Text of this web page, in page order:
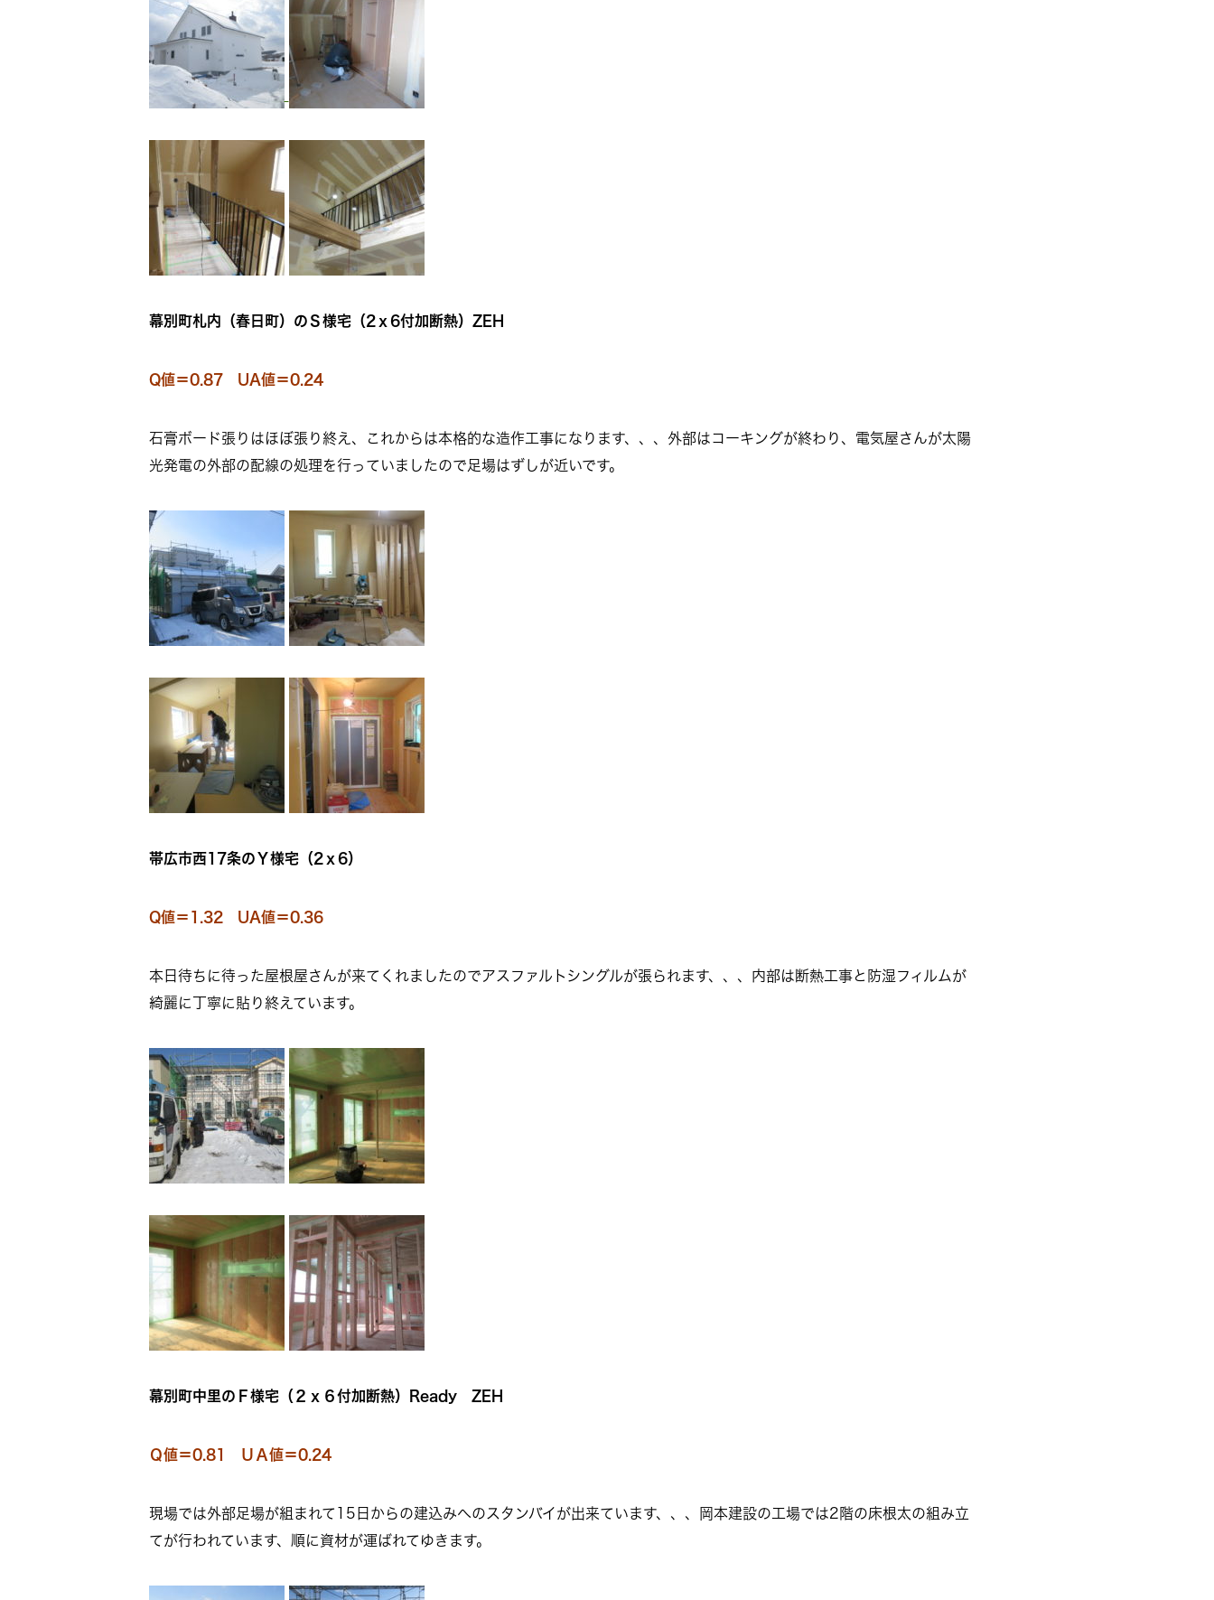
幕別町札内（春日町）のＳ様宅（2ｘ6付加断熱）ZEH
Q値＝0.87 UA値＝0.24
石膏ボード張りはほぼ張り終え、これからは本格的な造作工事になります、、、外部はコーキングが終わり、電気屋さんが太陽
光発電の外部の配線の処理を行っていましたので足場はずしが近いです。
帯広市西17条のＹ様宅（2ｘ6）
Q値＝1.32 UA値＝0.36
本日待ちに待った屋根屋さんが来てくれましたのでアスファルトシングルが張られます、、、内部は断熱工事と防湿フィルムが
綺麗に丁寧に貼り終えています。
幕別町中里のＦ様宅（２ｘ６付加断熱）Ready ZEH
Ｑ値＝0.81 ＵＡ値＝0.24
現場では外部足場が組まれて15日からの建込みへのスタンバイが出来ています、、、岡本建設の工場では2階の床根太の組み立
てが行われています、順に資材が運ばれてゆきます。